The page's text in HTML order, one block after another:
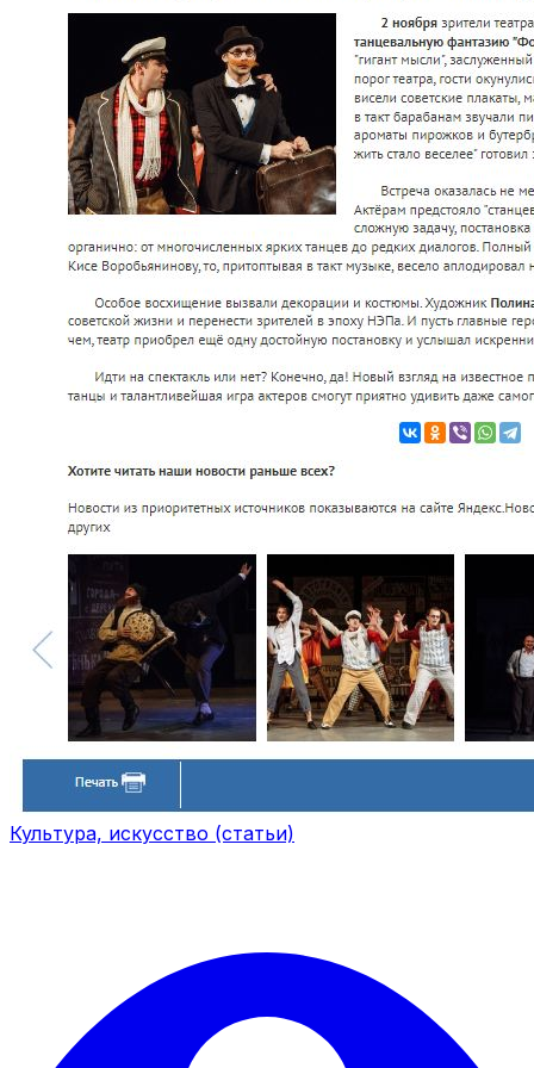
Культура, искусство (статьи)